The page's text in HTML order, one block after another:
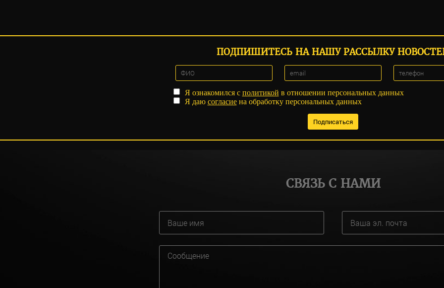
ПОДПИШИТЕСЬ НА НАШУ РАССЫЛКУ
Я ознакомился с политикой в отношении персональных данных
Я даю согласиена обработку персональных данных
СВЯЗЬ С НАМИ